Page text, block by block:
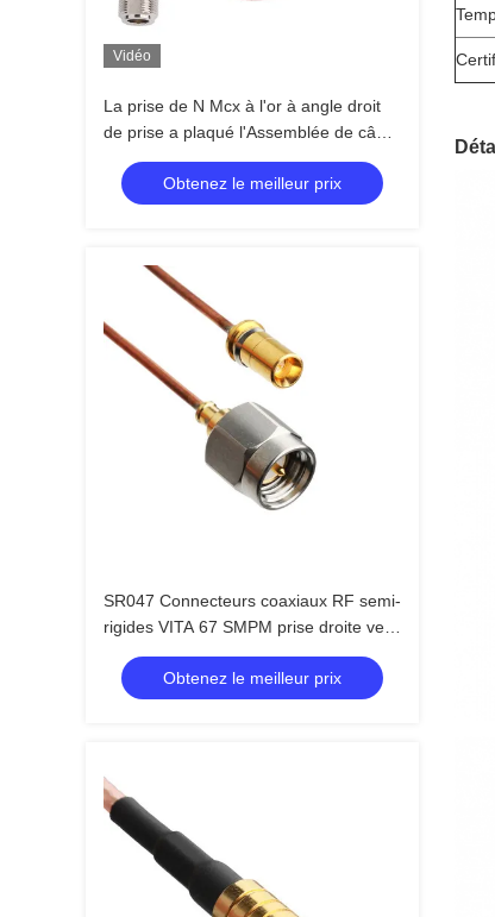
Vidéo
La prise de N Mcx à l'or à angle droit
de prise a plaqué l'Assemblée de câble
coaxial de liaison de rf
Obtenez le meilleur prix
SR047 Connecteurs coaxiaux RF semi-
rigides VITA 67 SMPM prise droite vers
SMA prise droite mâle
Obtenez le meilleur prix